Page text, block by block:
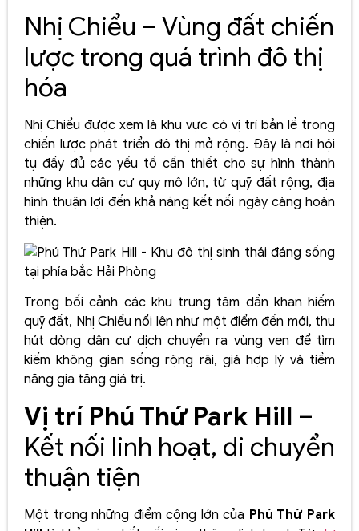
Nhị Chiểu – Vùng đất chiến
lược trong quá trình đô thị
hóa
Nhị Chiểu được xem là khu vực có vị trí bản lề trong
chiến lược phát triển đô thị mở rộng. Đây là nơi hội
tụ đầy đủ các yếu tố cần thiết cho sự hình thành
những khu dân cư quy mô lớn, từ quỹ đất rộng, địa
hình thuận lợi đến khả năng kết nối ngày càng hoàn
thiện.
Trong bối cảnh các khu trung tâm dần khan hiếm
quỹ đất, Nhị Chiểu nổi lên như một điểm đến mới, thu
hút dòng dân cư dịch chuyển ra vùng ven để tìm
kiếm không gian sống rộng rãi, giá hợp lý và tiềm
năng gia tăng giá trị.
Vị trí Phú Thứ Park Hill –
Kết nối linh hoạt, di chuyển
thuận tiện
Một trong những điểm cộng lớn của Phú Thứ Park